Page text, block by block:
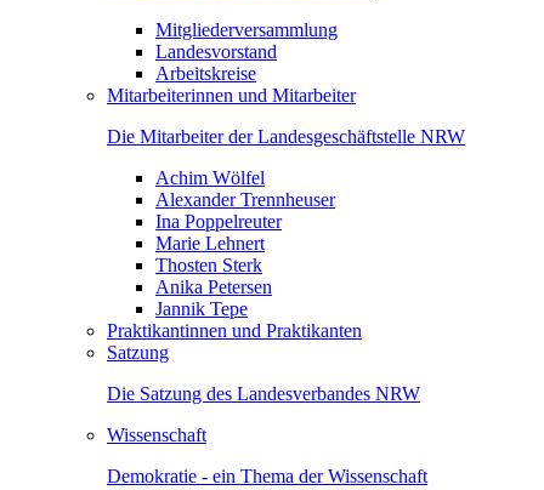
Mitgliederversammlung
Landesvorstand
Arbeitskreise
Mitarbeiterinnen und Mitarbeiter
Die Mitarbeiter der Landesgeschäftstelle NRW
Achim Wölfel
Alexander Trennheuser
Ina Poppelreuter
Marie Lehnert
Thosten Sterk
Anika Petersen
Jannik Tepe
Praktikantinnen und Praktikanten
Satzung
Die Satzung des Landesverbandes NRW
Wissenschaft
Demokratie - ein Thema der Wissenschaft